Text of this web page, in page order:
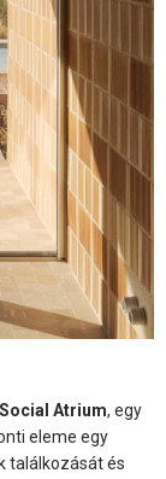
Social Atrium, egy
eleme egy
találkozását és